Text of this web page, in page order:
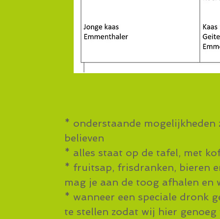
* onderstaande
believen
* alles staat op de tafel, met
* fruitsap, frisdranken, bieren
mag je aan de toog
* wanneer een speciale dronk
te stellen zodat wij hier